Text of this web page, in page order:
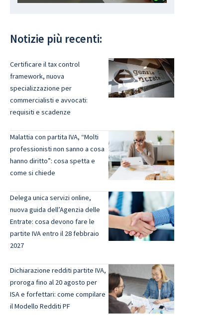
Notizie più recenti:
Certificare il tax control
framework, nuova
specializzazione per
commercialisti e avvocati:
requisiti e scadenze
Malattia con partita IVA, “Molti
professionisti non sanno a cosa
hanno diritto”: cosa spetta e
come si chiede
Delega unica servizi online,
nuova guida dell’Agenzia delle
Entrate: cosa devono fare le
partite IVA entro il 28 febbraio
2027
Dichiarazione redditi partite IVA,
proroga fino al 20 agosto per
ISA e forfettari: come compilare
il Modello Redditi PF